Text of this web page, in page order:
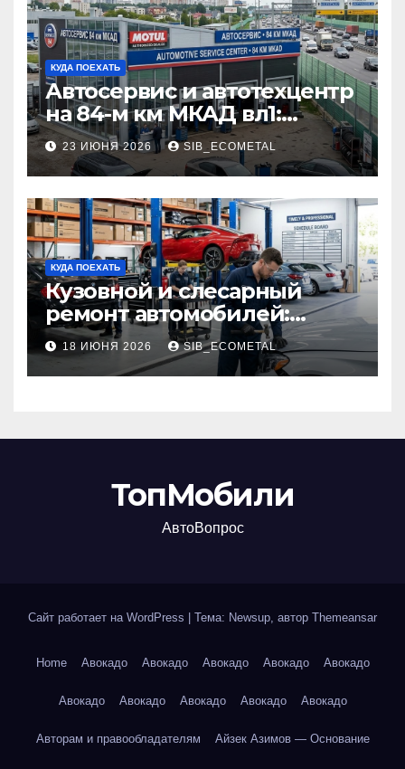
КУДА ПОЕХАТЬ
Автосервис и автотехцентр
на 84-м км МКАД вл1:
описание услуг и режим
работы
23 ИЮНЯ 2026 SIB_ECOMETAL
КУДА ПОЕХАТЬ
Кузовной и слесарный
ремонт автомобилей:
наличие оригинальных
запчастей производителя
и сроки выполнения работ
18 ИЮНЯ 2026 SIB_ECOMETAL
ТопМобили
АвтоВопрос
Сайт работает на WordPress Тема: Newsup, автор Themeansar
Home Авокадо Авокадо Авокадо Авокадо Авокадо
Авокадо Авокадо Авокадо Авокадо Авокадо
Авторам и правообладателям Айзек Азимов — Основание